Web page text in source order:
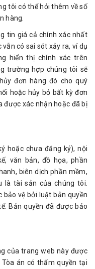
tôi có thể hỏi thêm về số
hàng.
tin giá cả chính xác nhất
có sai sót xảy ra, ví dụ
hiển thị chính xác trên
trường hợp chúng tôi sẽ
đơn hàng đó cho quý
hoặc hủy bỏ bất kỳ đơn
được xác nhận hoặc đã bị
hoặc chưa đăng ký), nội
văn bản, đồ họa, phần
biên dịch phần mềm,
là tài sản của chúng tôi.
vệ bởi luật bản quyền
Bản quyền đã được bảo
của trang web này được
án có thẩm quyền tại